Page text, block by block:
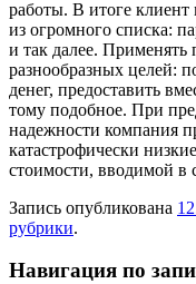
работы. В итоге
из огромного списка:
и так далее.
разнообразных целей:
денег, предоставить
тому подобное. При
надежности компания
катастрофически
стоимости, вводимой в
Запись опубликована
рубрики.
Навигация по